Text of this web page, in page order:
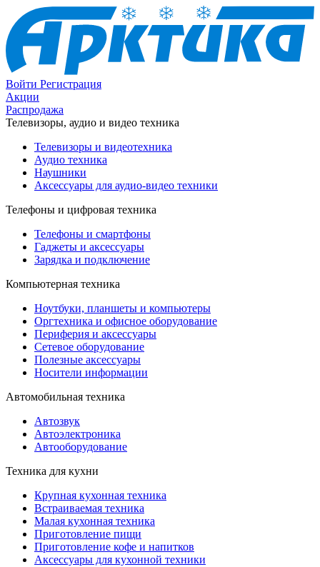
Войти Регистрация
Акции
Распродажа
Телевизоры, аудио и видео техника
Телевизоры и видеотехника
Аудио техника
Наушники
Аксессуары для аудио-видео техники
Телефоны и цифровая техника
Телефоны и смартфоны
Гаджеты и аксессуары
Зарядка и подключение
Компьютерная техника
Ноутбуки, планшеты и компьютеры
Оргтехника и офисное оборудование
Периферия и аксессуары
Cетевое оборудование
Полезные аксессуары
Носители информации
Автомобильная техника
Автозвук
Автоэлектроника
Автооборудование
Техника для кухни
Крупная кухонная техника
Встраиваемая техника
Малая кухонная техника
Приготовление пищи
Приготовление кофе и напитков
Аксессуары для кухонной техники